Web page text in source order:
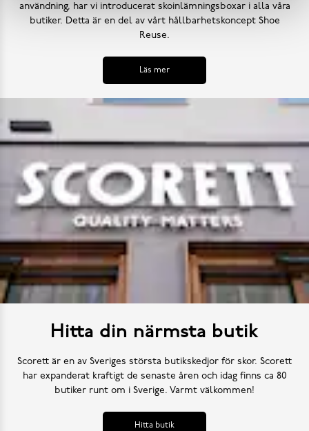
användning, har vi introducerat skoinlämningsboxar i alla våra
butiker. Detta är en del av vårt hållbarhetskoncept Shoe
Reuse.
Läs mer
Hitta din närmsta butik
Scorett är en av Sveriges största butikskedjor för skor. Scorett
har expanderat kraftigt de senaste åren och idag finns ca 80
butiker runt om i Sverige. Varmt välkommen!
Hitta butik